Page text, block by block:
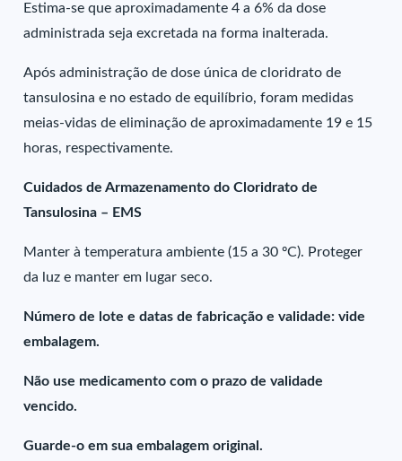
Estima-se que aproximadamente 4 a 6% da dose
administrada seja excretada na forma inalterada.
Após administração de dose única de cloridrato de
tansulosina e no estado de equilíbrio, foram medidas
meias-vidas de eliminação de aproximadamente 19 e 15
horas, respectivamente.
Cuidados de Armazenamento do Cloridrato de
Tansulosina – EMS
Manter à temperatura ambiente (15 a 30 ºC). Proteger
da luz e manter em lugar seco.
Número de lote e datas de fabricação e validade: vide
embalagem.
Não use medicamento com o prazo de validade
vencido.
Guarde-o em sua embalagem original.